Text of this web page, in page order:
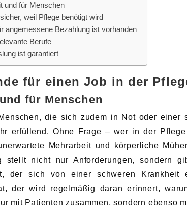
und für Menschen
weil Pflege benötigt wird
angemessene Bezahlung ist vorhanden
Berufe
ist garantiert
für einen Job in der
für Menschen
die sich zudem in Not oder einer
erfüllend. Ohne Frage – wer in der
Mehrarbeit und körperliche
stellt nicht nur Anforderungen, sondern
der sich von einer schweren Krankheit
der wird regelmäßig daran erinnert,
mit Patienten zusammen, sondern ebenso